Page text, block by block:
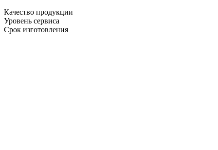
Качество продукции
Уровень сервиса
Срок изготовления